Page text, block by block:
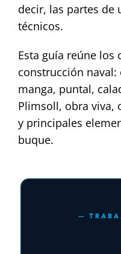
decir, las partes de
técnicos.
Esta guía reúne los
construcción naval:
manga, puntal,
Plimsoll, obra viva,
y principales
buque.
—